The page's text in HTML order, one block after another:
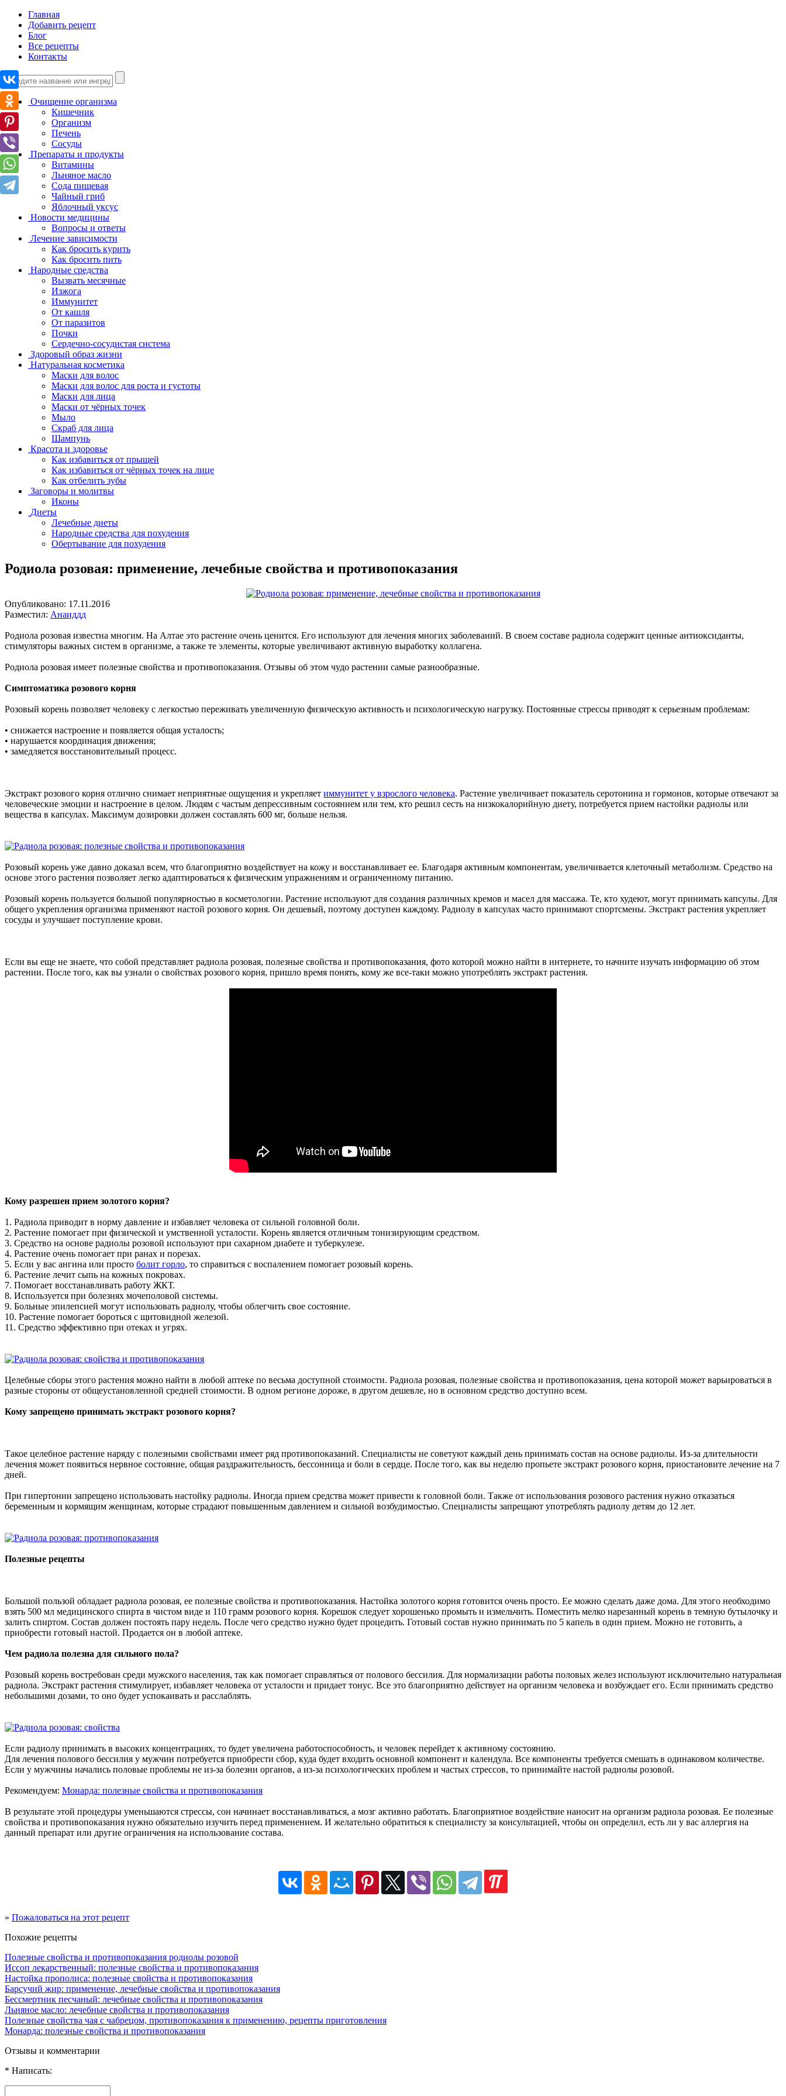
Главная
Добавить рецепт
Блог
Все рецепты
Контакты
Очищение организма
Кишечник
Организм
Печень
Сосуды
Препараты и продукты
Витамины
Льняное масло
Сода пищевая
Чайный гриб
Яблочный уксус
Новости медицины
Вопросы и ответы
Лечение зависимости
Как бросить курить
Как бросить пить
Народные средства
Вызвать месячные
Изжога
Иммунитет
От кашля
От паразитов
Почки
Сердечно-сосудистая система
Здоровый образ жизни
Натуральная косметика
Маски для волос
Маски для волос для роста и густоты
Маски для лица
Маски от чёрных точек
Мыло
Скраб для лица
Шампунь
Красота и здоровье
Как избавиться от прыщей
Как избавиться от чёрных точек на лице
Как отбелить зубы
Заговоры и молитвы
Иконы
Диеты
Лечебные диеты
Народные средства для похудения
Обертывание для похудения
Родиола розовая: применение, лечебные свойства и противопоказания
Опубликовано: 17.11.2016
Разместил: Анаиддд
Родиола розовая известна многим. На Алтае это растение очень ценится. Его используют для лечения многих заболеваний. В своем составе радиола содержит ценные антиоксиданты,
стимуляторы важных систем в организме, а также те элементы, которые увеличивают активную выработку коллагена.
Родиола розовая имеет полезные свойства и противопоказания. Отзывы об этом чудо растении самые разнообразные.
Симптоматика розового корня
Розовый корень позволяет человеку с легкостью переживать увеличенную физическую активность и психологическую нагрузку. Постоянные стрессы приводят к серьезным проблемам:
• снижается настроение и появляется общая усталость;
• нарушается координация движения;
• замедляется восстановительный процесс.
Экстракт розового корня отлично снимает неприятные ощущения и укрепляет иммунитет у взрослого человека. Растение увеличивает показатель серотонина и гормонов, которые отвечают за
человеческие эмоции и настроение в целом. Людям с частым депрессивным состоянием или тем, кто решил сесть на низкокалорийную диету, потребуется прием настойки радиолы или
вещества в капсулах. Максимум дозировки должен составлять 600 мг, больше нельзя.
Розовый корень уже давно доказал всем, что благоприятно воздействует на кожу и восстанавливает ее. Благодаря активным компонентам, увеличивается клеточный метаболизм. Средство на
основе этого растения позволяет легко адаптироваться к физическим упражнениям и ограниченному питанию.
Розовый корень пользуется большой популярностью в косметологии. Растение используют для создания различных кремов и масел для массажа. Те, кто худеют, могут принимать капсулы. Для
общего укрепления организма применяют настой розового корня. Он дешевый, поэтому доступен каждому. Радиолу в капсулах часто принимают спортсмены. Экстракт растения укрепляет
сосуды и улучшает поступление крови.
Если вы еще не знаете, что собой представляет радиола розовая, полезные свойства и противопоказания, фото которой можно найти в интернете, то начните изучать информацию об этом
растении. После того, как вы узнали о свойствах розового корня, пришло время понять, кому же все-таки можно употреблять экстракт растения.
Кому разрешен прием золотого корня?
1. Радиола приводит в норму давление и избавляет человека от сильной головной боли.
2. Растение помогает при физической и умственной усталости. Корень является отличным тонизирующим средством.
3. Средство на основе радиолы розовой используют при сахарном диабете и туберкулезе.
4. Растение очень помогает при ранах и порезах.
5. Если у вас ангина или просто болит горло, то справиться с воспалением помогает розовый корень.
6. Растение лечит сыпь на кожных покровах.
7. Помогает восстанавливать работу ЖКТ.
8. Используется при болезнях мочеполовой системы.
9. Больные эпилепсией могут использовать радиолу, чтобы облегчить свое состояние.
10. Растение помогает бороться с щитовидной железой.
11. Средство эффективно при отеках и угрях.
Целебные сборы этого растения можно найти в любой аптеке по весьма доступной стоимости. Радиола розовая, полезные свойства и противопоказания, цена которой может варьироваться в
разные стороны от общеустановленной средней стоимости. В одном регионе дороже, в другом дешевле, но в основном средство доступно всем.
Кому запрещено принимать экстракт розового корня?
Такое целебное растение наряду с полезными свойствами имеет ряд противопоказаний. Специалисты не советуют каждый день принимать состав на основе радиолы. Из-за длительности
лечения может появиться нервное состояние, общая раздражительность, бессонница и боли в сердце. После того, как вы неделю пропьете экстракт розового корня, приостановите лечение на 7
дней.
При гипертонии запрещено использовать настойку радиолы. Иногда прием средства может привести к головной боли. Также от использования розового растения нужно отказаться
беременным и кормящим женщинам, которые страдают повышенным давлением и сильной возбудимостью. Специалисты запрещают употреблять радиолу детям до 12 лет.
Полезные рецепты
Большой пользой обладает радиола розовая, ее полезные свойства и противопоказания. Настойка золотого корня готовится очень просто. Ее можно сделать даже дома. Для этого необходимо
взять 500 мл медицинского спирта в чистом виде и 110 грамм розового корня. Корешок следует хорошенько промыть и измельчить. Поместить мелко нарезанный корень в темную бутылочку и
залить спиртом. Состав должен постоять пару недель. После чего средство нужно будет процедить. Готовый состав нужно принимать по 5 капель в один прием. Можно не готовить, а
приобрести готовый настой. Продается он в любой аптеке.
Чем радиола полезна для сильного пола?
Розовый корень востребован среди мужского населения, так как помогает справляться от полового бессилия. Для нормализации работы половых желез используют исключительно натуральная
радиола. Экстракт растения стимулирует, избавляет человека от усталости и придает тонус. Все это благоприятно действует на организм человека и возбуждает его. Если принимать средство
небольшими дозами, то оно будет успокаивать и расслаблять.
Если радиолу принимать в высоких концентрациях, то будет увеличена работоспособность, и человек перейдет к активному состоянию.
Для лечения полового бессилия у мужчин потребуется приобрести сбор, куда будет входить основной компонент и календула. Все компоненты требуется смешать в одинаковом количестве.
Если у мужчины начались половые проблемы не из-за болезни органов, а из-за психологических проблем и частых стрессов, то принимайте настой радиолы розовой.
Рекомендуем: Монарда: полезные свойства и противопоказания
В результате этой процедуры уменьшаются стрессы, сон начинает восстанавливаться, а мозг активно работать. Благоприятное воздействие наносит на организм радиола розовая. Ее полезные
свойства и противопоказания нужно обязательно изучить перед применением. И желательно обратиться к специалисту за консультацией, чтобы он определил, есть ли у вас аллергия на
данный препарат или другие ограничения на использование состава.
» Пожаловаться на этот рецепт
Похожие рецепты
Полезные свойства и противопоказания родиолы розовой
Иссоп лекарственный: полезные свойства и противопоказания
Настойка прополиса: полезные свойства и противопоказания
Барсучий жир: применение, лечебные свойства и противопоказания
Бессмертник песчаный: лечебные свойства и противопоказания
Льняное масло: лечебные свойства и противопоказания
Полезные свойства чая с чабрецом, противопоказания к применению, рецепты приготовления
Монарда: полезные свойства и противопоказания
Отзывы и комментарии
* Написать: